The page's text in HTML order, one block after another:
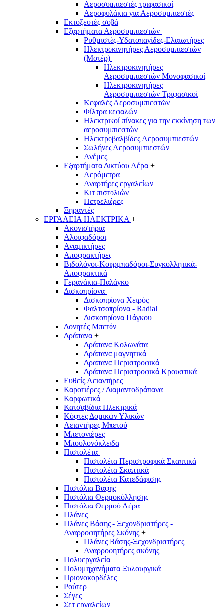
Αεροσυμπιεστές τριφασικοί
Αεροφυλάκια για Αεροσυμπιεστές
Εκτοξευτές σοβά
Εξαρτήματα Αεροσυμπιεστών +
Ρυθμιστές-Υδατοπαγίδες-Ελαιωτήρες
Ηλεκτροκινητήρες Αεροσυμπιεστών
(Μοτέρ) +
Ηλεκτροκινητήρες
Αεροσυμπιεστών Μονοφασικοί
Ηλεκτροκινητήρες
Αεροσυμπιεστών Τριφασικοί
Κεφαλές Αεροσυμπιεστών
Φίλτρα κεφαλών
Ηλεκτρικοί πίνακες για την εκκίνηση των
αεροσυμπιεστών
Ηλεκτροβαλβίδες Αεροσυμπιεστών
Σωλήνες Αεροσυμπιεστών
Ανέμες
Εξαρτήματα Δικτύου Αέρα +
Αερόμετρα
Αναρτήρες εργαλείων
Κιτ πιστολιών
Πετρελιέρες
Ξηραντές
ΕΡΓΑΛΕΙΑ ΗΛΕΚΤΡΙΚΑ +
Ακονιστήρια
Αλοιφαδόροι
Αναμικτήρες
Αποφρακτήρες
Βιδολόγοι-Κουρμπαδόροι-Συγκολλητικά-
Αποφρακτικά
Γερανάκια-Παλάγκο
Δισκοπρίονα +
Δισκοπρίονα Χειρός
Φαλτσοπρίονα - Radial
Δισκοπρίονα Πάγκου
Δονητές Μπετόν
Δράπανα +
Δράπανα Κολωνάτα
Δράπανα μαγνητικά
Δραπανα Περιστροφικά
Δράπανα Περιστροφικά Κρουστικά
Ευθείς Λειαντήρες
Καροτιέρες / Διαμαντοδράπανα
Καρφωτικά
Κατσαβίδια Ηλεκτρικά
Κόφτες Δομικών Υλικών
Λειαντήρες Μπετού
Μπετονιέρες
Μπουλονόκλειδα
Πιστολέτα +
Πιστολέτα Περιστροφικά Σκαπτικά
Πιστολέτα Σκαπτικά
Πιστολέτα Κατεδάφισης
Πιστόλια Βαφής
Πιστόλια Θερμοκόλλησης
Πιστόλια Θερμού Αέρα
Πλάνες
Πλάνες Βάσης - Ξεχονδριστήρες -
Αναρροφητήρες Σκόνης +
Πλάνες Βάσης-Ξεχονδριστήρες
Αναρροφητήρες σκόνης
Πολυεργαλεία
Πολυμηχανήματα Ξυλουργικά
Πριονοκορδέλες
Ρούτερ
Σέγες
Σετ εργαλείων